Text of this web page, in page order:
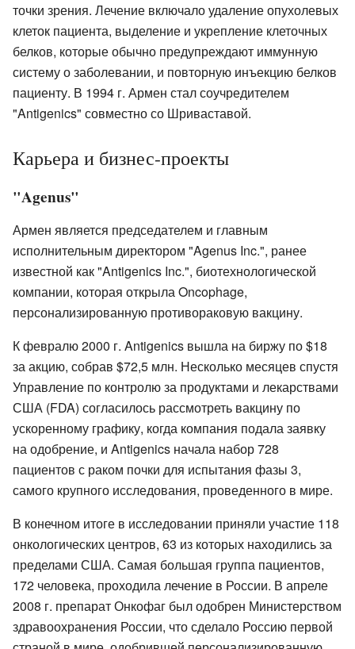
точки зрения. Лечение включало удаление опухолевых
клеток пациента, выделение и укрепление клеточных
белков, которые обычно предупреждают иммунную
систему о заболевании, и повторную инъекцию белков
пациенту. В 1994 г. Армен стал соучредителем
"Antigenics" совместно со Шриваставой.
Карьера и бизнес-проекты
"Agenus"
Армен является председателем и главным
исполнительным директором "Agenus Inc.", ранее
известной как "Antigenics Inc.", биотехнологической
компании, которая открыла Oncophage,
персонализированную противораковую вакцину.
К февралю 2000 г. Antigenics вышла на биржу по $18
за акцию, собрав $72,5 млн. Несколько месяцев спустя
Управление по контролю за продуктами и лекарствами
США (FDA) согласилось рассмотреть вакцину по
ускоренному графику, когда компания подала заявку
на одобрение, и Antigenics начала набор 728
пациентов с раком почки для испытания фазы 3,
самого крупного исследования, проведенного в мире.
В конечном итоге в исследовании приняли участие 118
онкологических центров, 63 из которых находились за
пределами США. Самая большая группа пациентов,
172 человека, проходила лечение в России. В апреле
2008 г. препарат Онкофаг был одобрен Министерством
здравоохранения России, что сделало Россию первой